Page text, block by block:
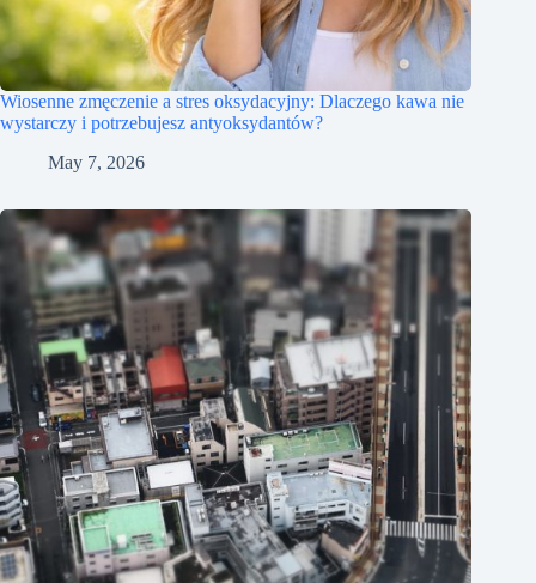
Wiosenne zmęczenie a stres oksydacyjny: Dlaczego kawa nie
wystarczy i potrzebujesz antyoksydantów?
May 7, 2026